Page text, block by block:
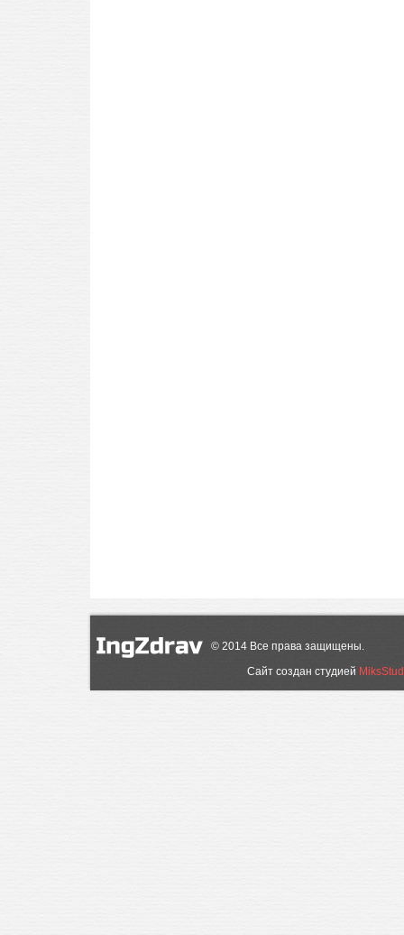
© 2014 Все права защищены.
Сайт создан студией